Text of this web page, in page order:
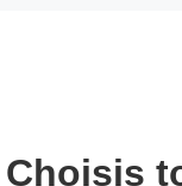
Choisis